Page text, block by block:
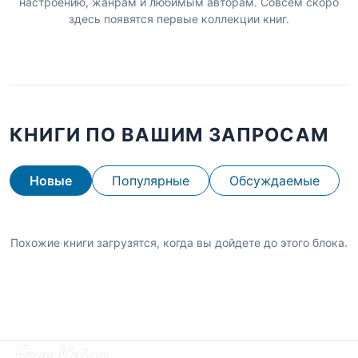
здесь появятся первые коллекции книг.
КНИГИ ПО ВАШИМ ЗАПРОСАМ
Новые Популярные Обсуждаемые
Похожие книги загрузятся, когда вы дойдете до этого блока.